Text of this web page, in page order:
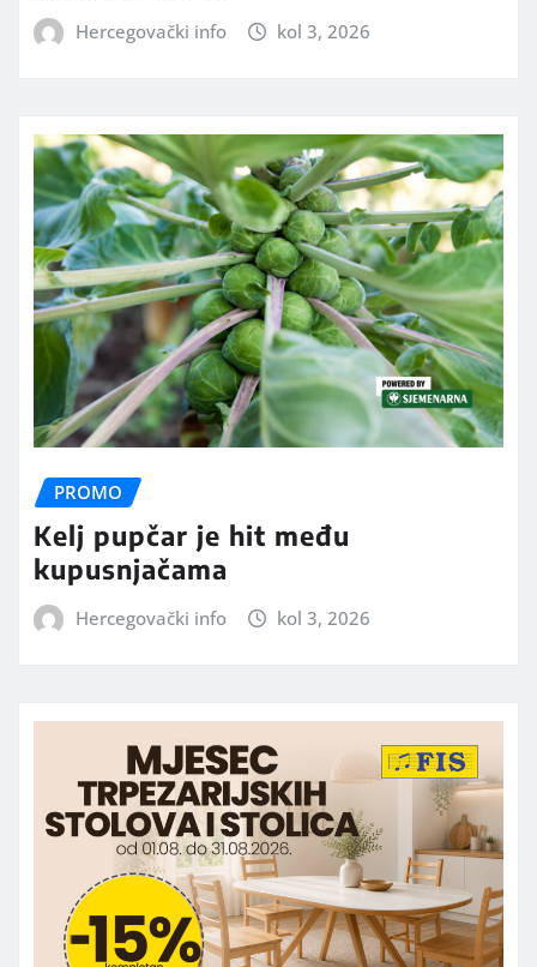
Hercegovački info kol 3, 2026
PROMO
Kelj pupčar je hit među
kupusnjačama
Hercegovački info kol 3, 2026